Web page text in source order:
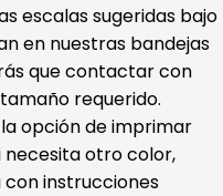
escalas sugeridas bajo
en nuestras bandejas
que contactar con
requerido.
opción de imprimar
necesita otro color,
instrucciones